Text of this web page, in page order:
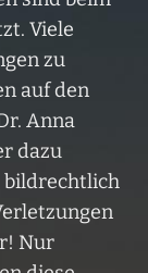
Viele
zu
auf den
Anna
dazu
bildrechtlich
Nur